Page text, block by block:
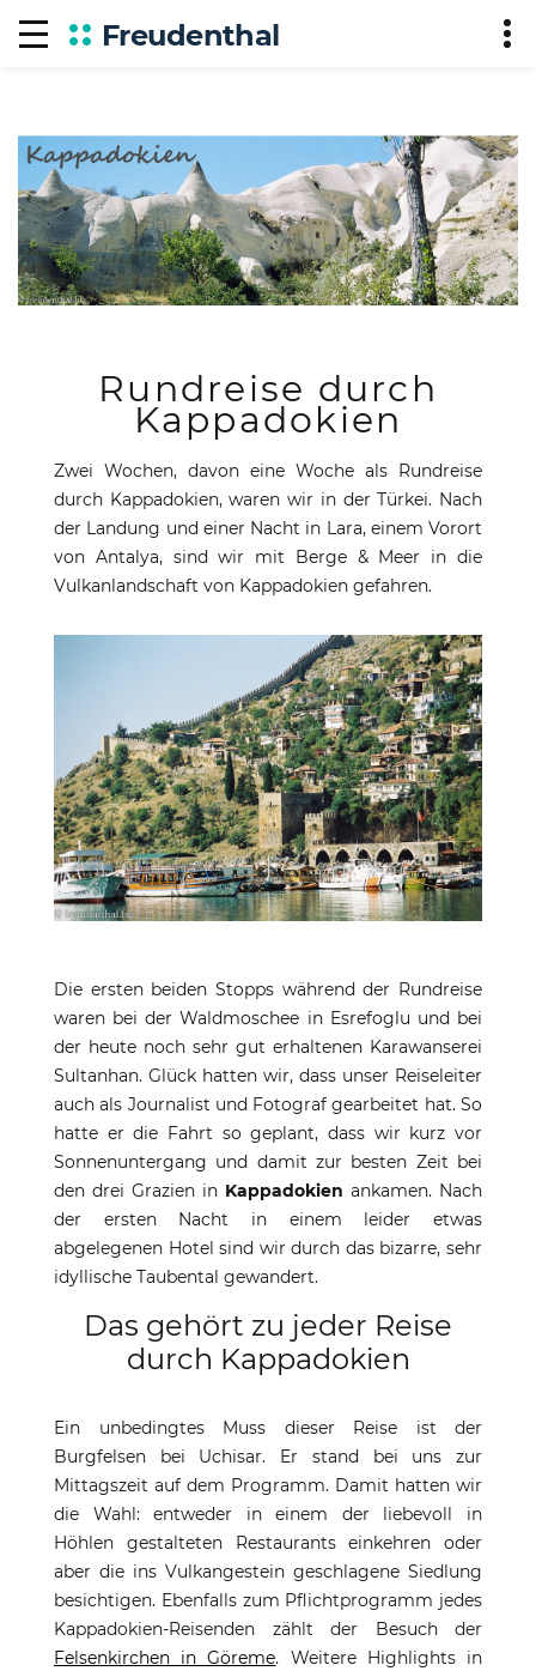
Freudenthal
Rundreise durch
Kappadokien
Zwei Wochen, davon eine Woche als Rundreise
durch Kappadokien, waren wir in der Türkei. Nach
der Landung und einer Nacht in Lara, einem Vorort
von Antalya, sind wir mit Berge & Meer in die
Vulkanlandschaft von Kappadokien gefahren.
Die ersten beiden Stopps während der Rundreise
waren bei der Waldmoschee in Esrefoglu und bei
der heute noch sehr gut erhaltenen Karawanserei
Sultanhan. Glück hatten wir, dass unser Reiseleiter
auch als Journalist und Fotograf gearbeitet hat. So
hatte er die Fahrt so geplant, dass wir kurz vor
Sonnenuntergang und damit zur besten Zeit bei
den drei Grazien in Kappadokien ankamen. Nach
der ersten Nacht in einem leider etwas
abgelegenen Hotel sind wir durch das bizarre, sehr
idyllische Taubental gewandert.
Das gehört zu jeder Reise
durch Kappadokien
Ein unbedingtes Muss dieser Reise ist der
Burgfelsen bei Uchisar. Er stand bei uns zur
Mittagszeit auf dem Programm. Damit hatten wir
die Wahl: entweder in einem der liebevoll in
Höhlen gestalteten Restaurants einkehren oder
aber die ins Vulkangestein geschlagene Siedlung
besichtigen. Ebenfalls zum Pflichtprogramm jedes
Kappadokien-Reisenden zählt der Besuch der
Felsenkirchen in Göreme. Weitere Highlights in